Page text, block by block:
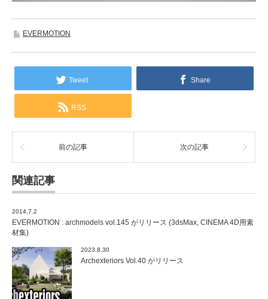
EVERMOTION
Tweet Share
RSS
前の記事 次の記事
関連記事
2014.7.2
EVERMOTION : archmodels vol.145 がリリース (3dsMax, CINEMA 4D用素
材集)
2023.8.30
Archexteriors Vol.40 がリリース